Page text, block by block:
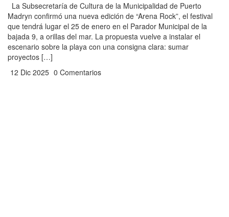
La Subsecretaría de Cultura de la Municipalidad de Puerto
Madryn confirmó una nueva edición de “Arena Rock”, el festival
que tendrá lugar el 25 de enero en el Parador Municipal de la
bajada 9, a orillas del mar. La propuesta vuelve a instalar el
escenario sobre la playa con una consigna clara: sumar
proyectos […]
12 Dic 2025 0 Comentarios